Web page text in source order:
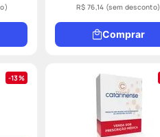
R$ 76,14 (sem desconto)
Comprar
13%